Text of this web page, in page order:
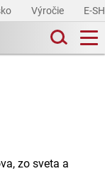
Výročie E-
zo sveta a